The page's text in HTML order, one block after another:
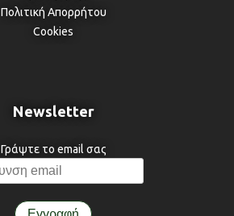
Πολιτική Απορρήτου
Cookies
Newsletter
Γράψτε το email σας